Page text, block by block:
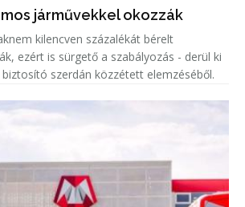
járművekkel okozzák
kilencven százalékát bérelt
ezért is sürgető a szabályozás - derül ki
biztosító szerdán közzétett elemzéséből.